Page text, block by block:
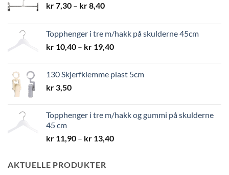
kr7,30 – kr8,40Prisområde:
kr 8,40
Topphenger i tre m/hakk på skulderne 45cm
kr 10,40 – kr 19,40Prisområde:
kr 19,40
130 Skjerfklemme plast 5cm
kr 3,50
Topphenger i tre m/hakk og gummi på skulderne
45 cm
kr 11,90 – kr 13,40Prisområde:
AKTUELLE PRODUKTER